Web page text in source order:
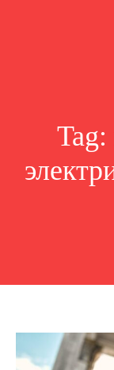
Tag: